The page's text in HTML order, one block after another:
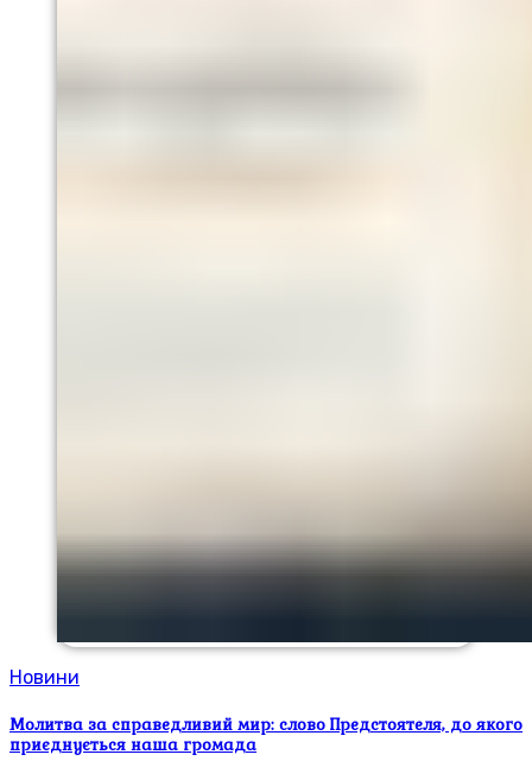
Новини
Молитва за справедливий мир: слово Предстоятеля, до якого
приєднується наша громада